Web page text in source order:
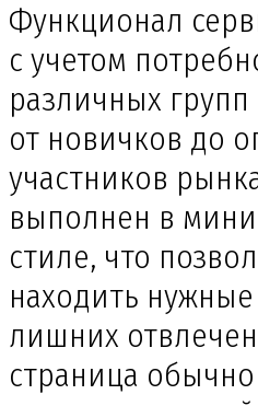
Функционал
с учетом
различных
от новичков до
участников
выполнен в
стиле, что
находить
лишних
страница